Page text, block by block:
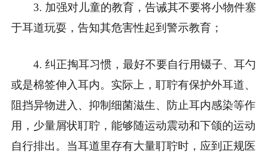
3. 加强对儿童的教育，告诫其不要将小物件塞
于耳道玩耍，告知其危害性起到警示教育；
4. 纠正掏耳习惯，最好不要自行用镊子、耳勺
或是棉签伸入耳内。实际上，耵聍有保护外耳道、
阻挡异物进入、抑制细菌滋生、防止耳内感染等作
用，少量屑状耵聍，能够随运动震动和下颌的运动
自行排出。当耳道里存有大量耵聍时，应到正规医